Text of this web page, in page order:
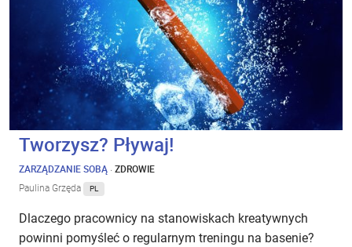
Tworzysz? Pływaj!
ZARZĄDZANIE SOBĄ ·ZDROWIE
Paulina Grzęda PL
Dlaczego pracownicy na stanowiskach kreatywnych
powinni pomyśleć o regularnym treningu na basenie?